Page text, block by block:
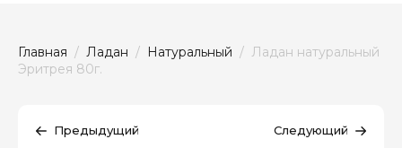
Главная / Ладан / Натуральный /  Ладан натуральный
Эритрея 80г.
Предыдущий Следующий